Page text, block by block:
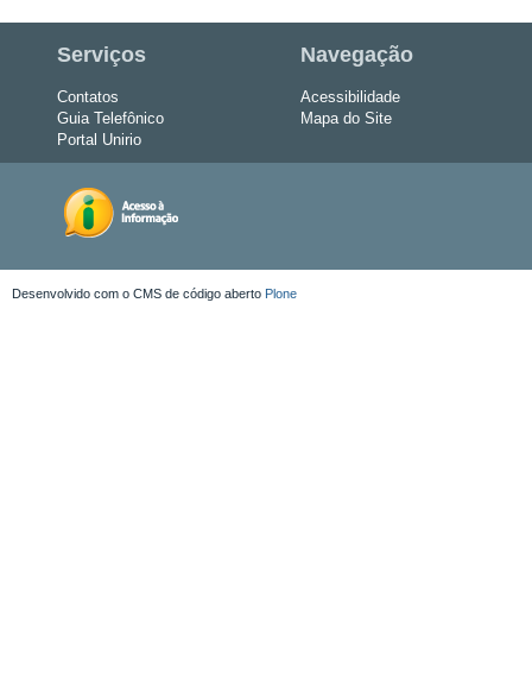
Serviços
Contatos
Guia Telefônico
Portal Unirio
Navegação
Acessibilidade
Mapa do Site
Desenvolvido com o CMS de código aberto Plone